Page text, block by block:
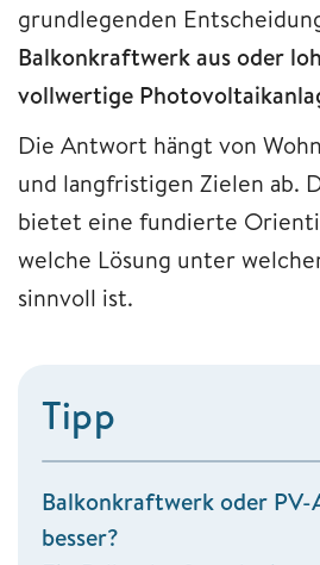
grundlegenden
Balkonkraftwerk aus oder
vollwertige
Die Antwort hängt von
und langfristigen Zielen ab.
bietet eine fundierte
welche Lösung unter
sinnvoll ist.
Tipp
Balkonkraftwerk oder PV-
besser?